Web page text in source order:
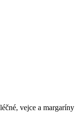
vejce a margaríny